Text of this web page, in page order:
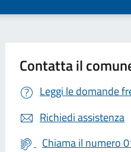
Contatta il
Leggi le domande
Richiedi assistenza
Chiama il numero